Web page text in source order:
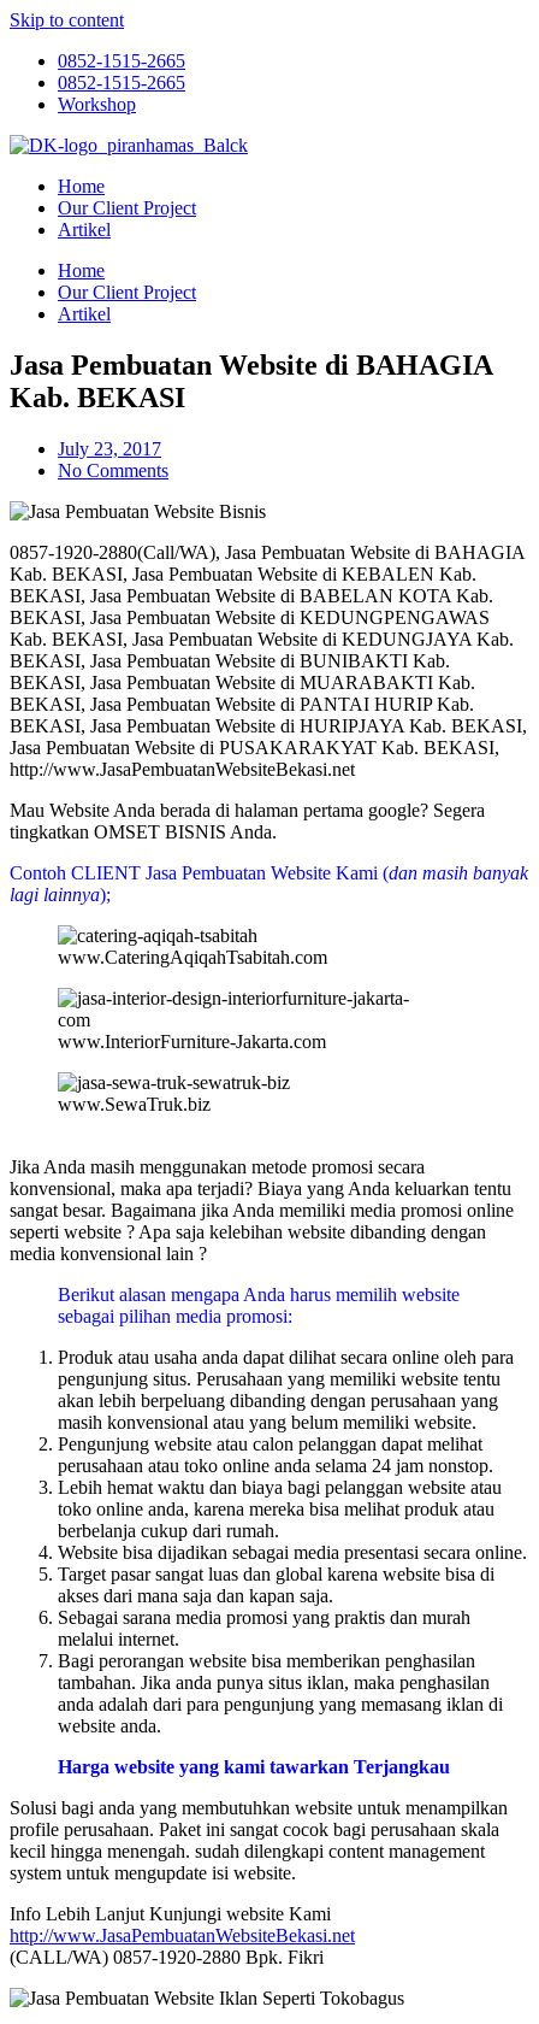
Skip to content
0852-1515-2665
0852-1515-2665
Workshop
Home
Our Client Project
Artikel
Home
Our Client Project
Artikel
Jasa Pembuatan Website di BAHAGIA
Kab. BEKASI
July 23, 2017
No Comments
0857-1920-2880(Call/WA), Jasa Pembuatan Website di BAHAGIA
Kab. BEKASI, Jasa Pembuatan Website di KEBALEN Kab.
BEKASI, Jasa Pembuatan Website di BABELAN KOTA Kab.
BEKASI, Jasa Pembuatan Website di KEDUNGPENGAWAS
Kab. BEKASI, Jasa Pembuatan Website di KEDUNGJAYA Kab.
BEKASI, Jasa Pembuatan Website di BUNIBAKTI Kab.
BEKASI, Jasa Pembuatan Website di MUARABAKTI Kab.
BEKASI, Jasa Pembuatan Website di PANTAI HURIP Kab.
BEKASI, Jasa Pembuatan Website di HURIPJAYA Kab. BEKASI,
Jasa Pembuatan Website di PUSAKARAKYAT Kab. BEKASI,
http://www.JasaPembuatanWebsiteBekasi.net
Mau Website Anda berada di halaman pertama google? Segera
tingkatkan OMSET BISNIS Anda.
Contoh CLIENT Jasa Pembuatan Website Kami (dan masih banyak
lagi lainnya);
www.CateringAqiqahTsabitah.com
www.InteriorFurniture-Jakarta.com
www.SewaTruk.biz
Jika Anda masih menggunakan metode promosi secara
konvensional, maka apa terjadi? Biaya yang Anda keluarkan tentu
sangat besar. Bagaimana jika Anda memiliki media promosi online
seperti website ? Apa saja kelebihan website dibanding dengan
media konvensional lain ?
Berikut alasan mengapa Anda harus memilih website
sebagai pilihan media promosi:
Produk atau usaha anda dapat dilihat secara online oleh para
pengunjung situs. Perusahaan yang memiliki website tentu
akan lebih berpeluang dibanding dengan perusahaan yang
masih konvensional atau yang belum memiliki website.
Pengunjung website atau calon pelanggan dapat melihat
perusahaan atau toko online anda selama 24 jam nonstop.
Lebih hemat waktu dan biaya bagi pelanggan website atau
toko online anda, karena mereka bisa melihat produk atau
berbelanja cukup dari rumah.
Website bisa dijadikan sebagai media presentasi secara online.
Target pasar sangat luas dan global karena website bisa di
akses dari mana saja dan kapan saja.
Sebagai sarana media promosi yang praktis dan murah
melalui internet.
Bagi perorangan website bisa memberikan penghasilan
tambahan. Jika anda punya situs iklan, maka penghasilan
anda adalah dari para pengunjung yang memasang iklan di
website anda.
Harga website yang kami tawarkan Terjangkau
Solusi bagi anda yang membutuhkan website untuk menampilkan
profile perusahaan. Paket ini sangat cocok bagi perusahaan skala
kecil hingga menengah. sudah dilengkapi content management
system untuk mengupdate isi website.
Info Lebih Lanjut Kunjungi website Kami
http://www.JasaPembuatanWebsiteBekasi.net
(CALL/WA) 0857-1920-2880 Bpk. Fikri